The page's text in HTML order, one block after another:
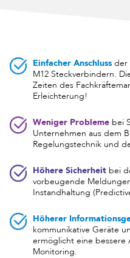
Einfacher Anschluss der
M12 Steckverbindern.
Zeiten des
Erleichterung!
Weniger Probleme bei
Unternehmen aus dem
Regelungstechnik und
Höhere Sicherheit bei
vorbeugende
Instandhaltung
Höherer
kommunikative Geräte
ermöglicht eine
Monitoring.